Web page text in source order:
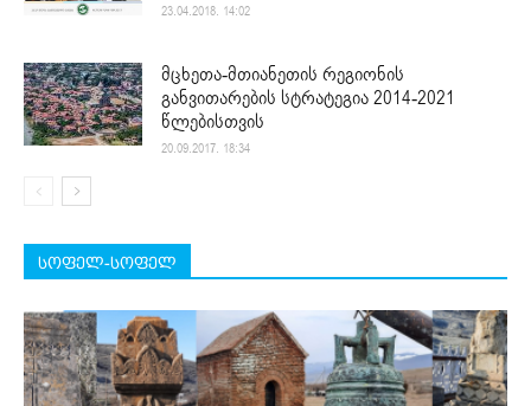
23.04.2018. 14:02
მცხეთა-მთიანეთის რეგიონის
განვითარების სტრატეგია 2014-2021
წლებისთვის
20.09.2017. 18:34
სოფელ-სოფელ